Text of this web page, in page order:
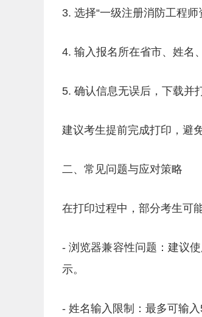
3. 选择“一级注册消防工程师
4. 输入报名所在省市、姓名
5. 确认信息无误后，下载并
建议考生提前完成打印，避
二、常见问题与应对策略
在打印过程中，部分考生可
- 浏览器兼容性问题：建议
示。
- 姓名输入限制：最多可输